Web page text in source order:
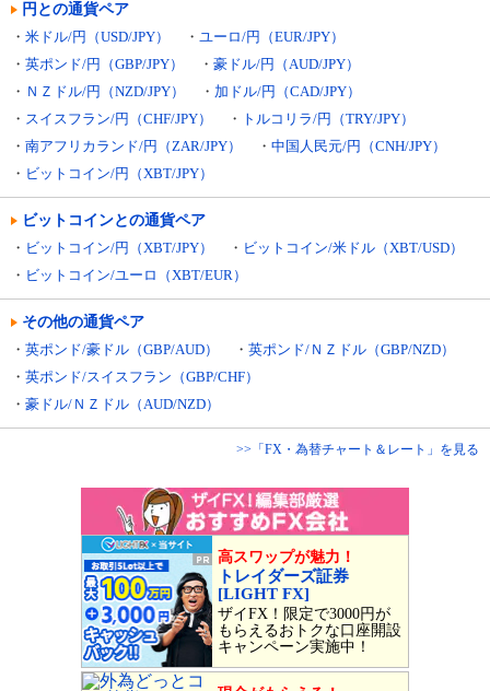
円との通貨ペア
・ 米ドル/円（USD/JPY） ・ ユーロ/円（EUR/JPY）
・ 英ポンド/円（GBP/JPY） ・ 豪ドル/円（AUD/JPY）
・ ＮＺドル/円（NZD/JPY） ・ 加ドル/円（CAD/JPY）
・ スイスフラン/円（CHF/JPY） ・ トルコリラ/円（TRY/JPY）
・ 南アフリカランド/円（ZAR/JPY） ・ 中国人民元/円（CNH/JPY）
・ ビットコイン/円（XBT/JPY）
ビットコインとの通貨ペア
・ ビットコイン/円（XBT/JPY） ・ ビットコイン/米ドル（XBT/USD）
・ ビットコイン/ユーロ（XBT/EUR）
その他の通貨ペア
・ 英ポンド/豪ドル（GBP/AUD） ・ 英ポンド/ＮＺドル（GBP/NZD）
・ 英ポンド/スイスフラン（GBP/CHF）
・ 豪ドル/ＮＺドル（AUD/NZD）
>>「FX・為替チャート＆レート」を見る
高スワップが魅力！
トレイダーズ証券
[LIGHT FX]
ザイFX！限定で3000円が
もらえるおトクな口座開設
キャンペーン実施中！